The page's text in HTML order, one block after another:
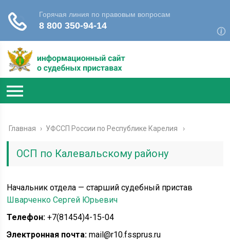
Главная › УФССП России по Республике Карелия
ОСП по Калевальскому району
Начальник отдела — старший судебный пристав
Шварченко Сергей Юрьевич
Телефон: +7(81454)4-15-04
Электронная почта: mail@r10.fssprus.ru